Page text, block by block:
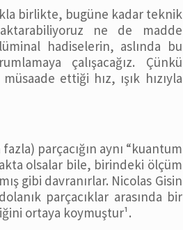
birlikte, bugüne kadar teknik
ne de madde
hadiselerin, aslında bu
çalışacağız. Çünkü
ettiği hız, ışık hızıyla
parçacığın aynı “kuantum
olsalar bile, birindeki ölçüm
gibi davranırlar. Nicolas Gisin
parçacıklar arasında bir
ortaya koymuştur¹.